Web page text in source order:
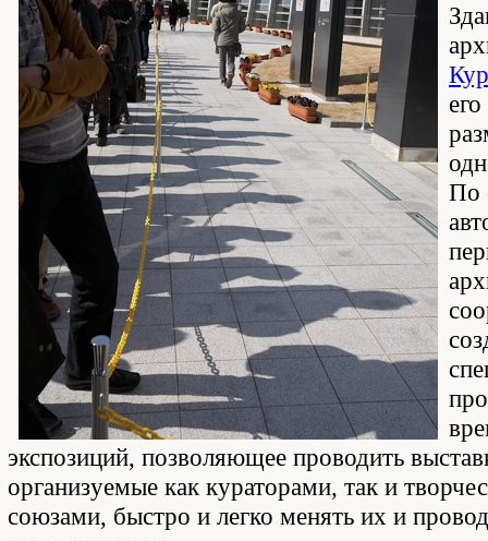
его
По
экспозиций, позволяющее проводить
организуемые как кураторами, так и
союзами, быстро и легко менять их и